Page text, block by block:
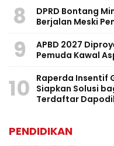
8
DPRD Bontang
Berjalan Meski
9
APBD 2027
Pemuda Kawal
10
Raperda Insentif
Siapkan Solusi
Terdaftar
PENDIDIKAN